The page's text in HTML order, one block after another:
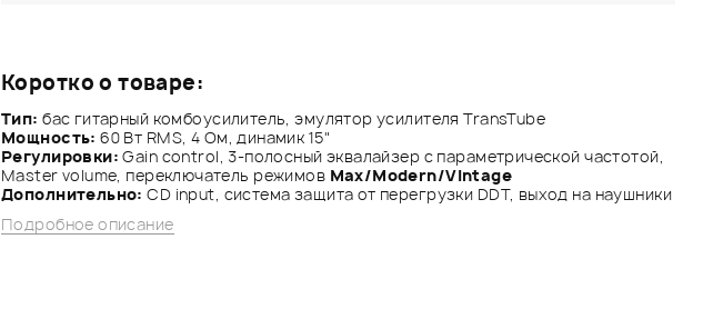
Коротко о товаре:
Тип: бас гитарный комбоусилитель, эмулятор усилителя TransTube
Мощность: 60 Вт RMS, 4 Ом, динамик 15"
Регулировки: Gain control, 3-полосный эквалайзер с параметрической частотой,
Master volume, переключатель режимов Max/Modern/Vintage
Дополнительно: CD input, система защита от перегрузки DDT, выход на наушники
Подробное описание